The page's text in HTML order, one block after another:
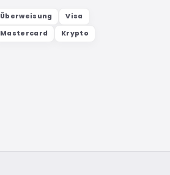
Überweisung
Visa
Mastercard
Krypto